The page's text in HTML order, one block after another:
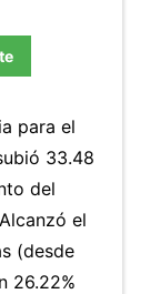
para el
33.48
del
el
(desde
26.22%